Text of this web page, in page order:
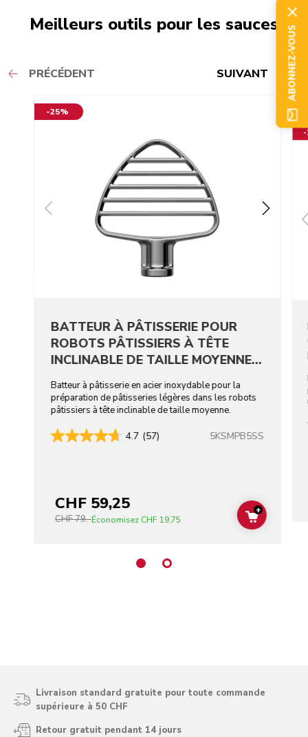
Meilleurs outils pour les sauces
PRÉCÉDENT SUIVANT
-25%
BATTEUR À PÂTISSERIE POUR
ROBOTS PÂTISSIERS À TÊTE
INCLINABLE DE TAILLE MOYENNE -
ACIER INOXYDABLE
Batteur à pâtisserie en acier inoxydable pour la
préparation de pâtisseries légères dans les robots
pâtissiers à tête inclinable de taille moyenne.
4.7 (57) 5KSMPB5SS
CHF 59,25
CHF 79.-ÉconomisezCHF 19,75 ADD TO
+
-
Livraison standard gratuite pour toute commande
supérieure à 50 CHF
Retour gratuit pendant 14 jours
ABONNEZ-VOUS